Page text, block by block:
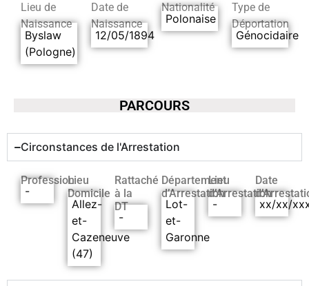
Lieu de
Naissance
Byslaw
(Pologne)
Date de
Naissance
12/05/1894
Nationalité
Polonaise
Type de
Déportation
Génocidaire
PARCOURS
Circonstances de l'Arrestation
Profession
-
Lieu
Domicile
Allez-
et-
Cazeneuve
(47)
Rattaché
à la
DT
-
Département
d’Arrestation
Lot-
et-
Garonne
Lieu
d’Arrestation
-
Date
xx/xx/